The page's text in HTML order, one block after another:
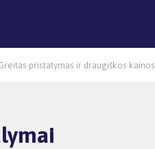
pristatymas ir draugiškos kainos